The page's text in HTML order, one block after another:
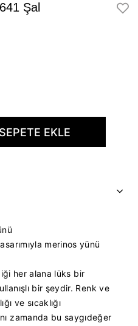
Şal
merinos yünü
her alana lüks bir
bir şeydir. Renk ve
ve sıcaklığı
zamanda bu saygıdeğer